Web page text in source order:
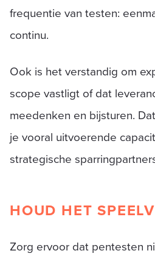
frequentie van testen:
continu.
Ook is het verstandig om
scope vastligt of dat
meedenken en bijsturen.
je vooral uitvoerende
strategische
HOUD HET
Zorg ervoor dat pentesten